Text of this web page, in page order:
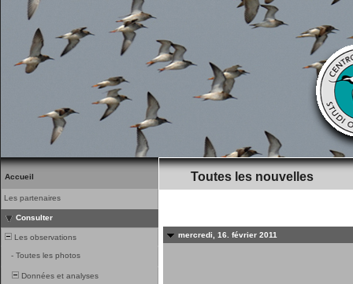
Accueil
Les partenaires
Consulter
Les observations
- Toutes les photos
Données et analyses
Toutes les nouvelles
mercredi, 16. février 2011